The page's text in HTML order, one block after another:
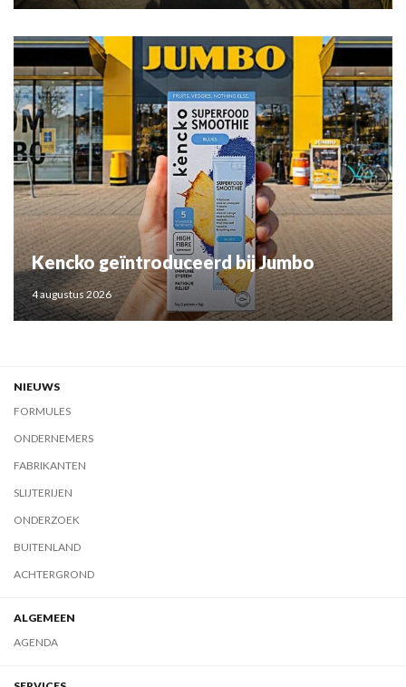
Kencko geïntroduceerd bij Jumbo
4 augustus 2026
NIEUWS
FORMULES
ONDERNEMERS
FABRIKANTEN
SLIJTERIJEN
ONDERZOEK
BUITENLAND
ACHTERGROND
ALGEMEEN
AGENDA